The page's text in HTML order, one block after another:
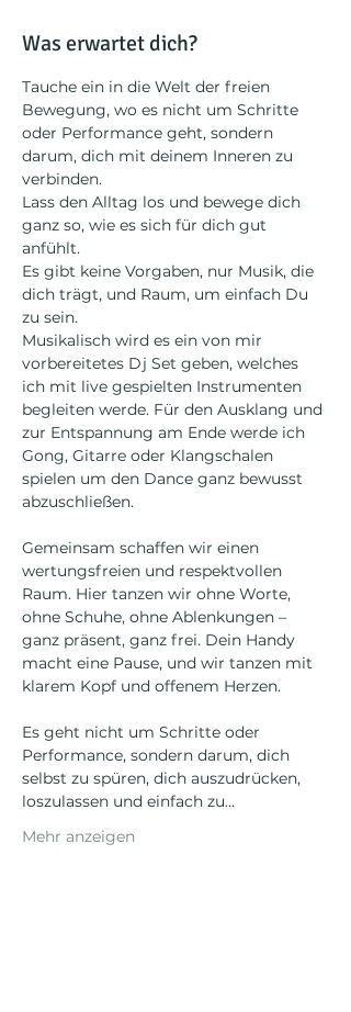
Was erwartet dich?
Tauche ein in die Welt der freien
Bewegung, wo es nicht um Schritte
oder Performance geht, sondern
darum, dich mit deinem Inneren zu
verbinden.
Lass den Alltag los und bewege dich
ganz so, wie es sich für dich gut
anfühlt.
Es gibt keine Vorgaben, nur Musik, die
dich trägt, und Raum, um einfach Du
zu sein.
Musikalisch wird es ein von mir
vorbereitetes Dj Set geben, welches
ich mit live gespielten Instrumenten
begleiten werde. Für den Ausklang und
zur Entspannung am Ende werde ich
Gong, Gitarre oder Klangschalen
spielen um den Dance ganz bewusst
abzuschließen.
Gemeinsam schaffen wir einen
wertungsfreien und respektvollen
Raum. Hier tanzen wir ohne Worte,
ohne Schuhe, ohne Ablenkungen –
ganz präsent, ganz frei. Dein Handy
macht eine Pause, und wir tanzen mit
klarem Kopf und offenem Herzen.
Es geht nicht um Schritte oder
Performance, sondern darum, dich
selbst zu spüren, dich auszudrücken,
loszulassen und einfach zu…
Mehr anzeigen